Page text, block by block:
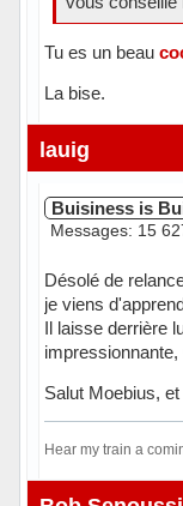
Tu es un beau
La bise.
Hors ligne
lauig
Buisiness is
Messages: 15
Désolé de
je viens
Il laisse derrière
Salut Moebius,
Hear my train a
Hors ligne